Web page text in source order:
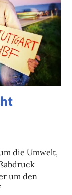
die Umwelt,
um den